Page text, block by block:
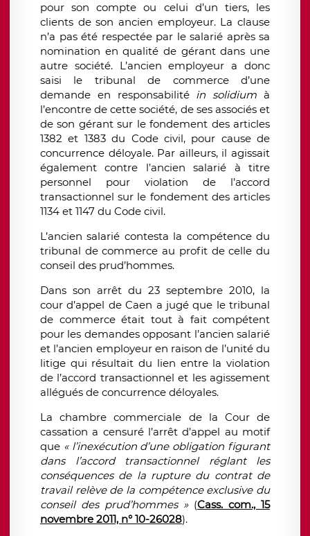
pour son compte ou celui d’un tiers, les
clients de son ancien employeur. La clause
n’a pas été respectée par le salarié après sa
nomination en qualité de gérant dans une
autre société. L’ancien employeur a donc
saisi le tribunal de commerce d’une
demande en responsabilité in solidium à
l’encontre de cette société, de ses associés et
de son gérant sur le fondement des articles
1382 et 1383 du Code civil, pour cause de
concurrence déloyale. Par ailleurs, il agissait
également contre l’ancien salarié à titre
personnel pour violation de l’accord
transactionnel sur le fondement des articles
1134 et 1147 du Code civil.
L’ancien salarié contesta la compétence du
tribunal de commerce au profit de celle du
conseil des prud’hommes.
Dans son arrêt du 23 septembre 2010, la
cour d’appel de Caen a jugé que le tribunal
de commerce était tout à fait compétent
pour les demandes opposant l’ancien salarié
et l’ancien employeur en raison de l’unité du
litige qui résultait du lien entre la violation
de l’accord transactionnel et les agissement
allégués de concurrence déloyales.
La chambre commerciale de la Cour de
cassation a censuré l’arrêt d’appel au motif
que « l’inexécution d’une obligation figurant
dans l’accord transactionnel réglant les
conséquences de la rupture du contrat de
travail relève de la compétence exclusive du
conseil des prud’hommes »(Cass. com., 15
novembre 2011, n° 10-26028).